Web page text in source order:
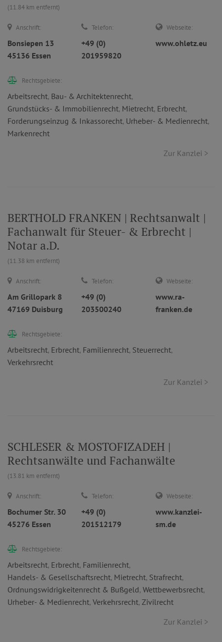
(11.84 km entfernt)
Anschrift:
Bonsiepen 13
45136 Essen
Telefon:
+49 (0)
201959820
Webseite:
www.ohletz.eu
Rechtsgebiete:
Arbeitsrecht, Bau- & Architektenrecht,
Grundstücks- & Immobilienrecht, Mietrecht, Erbrecht,
Forderungseinzug & Inkassorecht, Urheber- & Medienrecht,
Markenrecht
Zur Kanzlei >
BERTHOLD FRANKEN | Rechtsanwalt |
Fachanwalt für Steuer- & Erbrecht |
Notar a.D.
(11.38 km entfernt)
Anschrift:
Am Grillopark 8
47169 Duisburg
Telefon:
+49 (0)
203500240
Webseite:
www.ra-
franken.de
Rechtsgebiete:
Arbeitsrecht, Erbrecht, Familienrecht, Steuerrecht,
Verkehrsrecht
Zur Kanzlei >
SCHLESER & MOSTOFIZADEH |
Rechtsanwälte und Fachanwälte
(13.81 km entfernt)
Anschrift:
Bochumer Str. 30
45276 Essen
Telefon:
+49 (0)
201512179
Webseite:
www.kanzlei-
sm.de
Rechtsgebiete:
Arbeitsrecht, Erbrecht, Familienrecht,
Handels- & Gesellschaftsrecht, Mietrecht, Strafrecht,
Ordnungswidrigkeitenrecht & Bußgeld, Wettbewerbsrecht,
Urheber- & Medienrecht, Verkehrsrecht, Zivilrecht
Zur Kanzlei >